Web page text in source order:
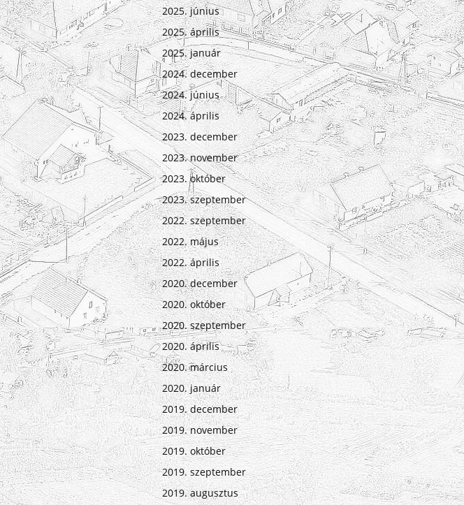
2025. június
2025. április
2025. január
2024. december
2024. június
2024. április
2023. december
2023. november
2023. október
2023. szeptember
2022. szeptember
2022. május
2022. április
2020. december
2020. október
2020. szeptember
2020. április
2020. március
2020. január
2019. december
2019. november
2019. október
2019. szeptember
2019. augusztus